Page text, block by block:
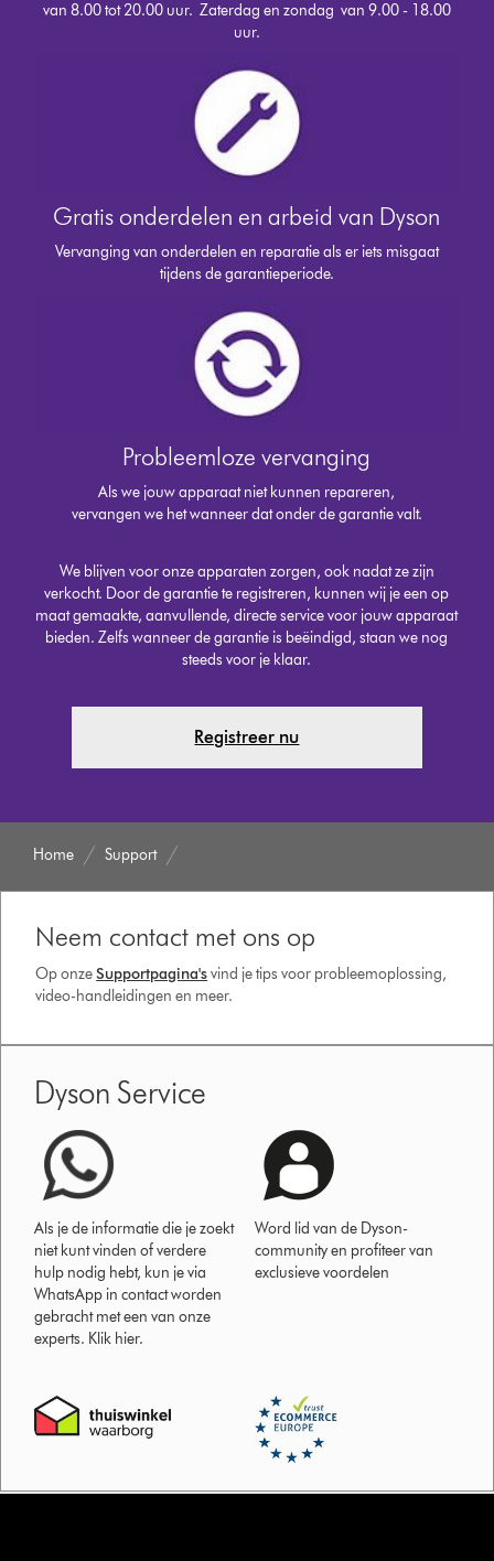
van 8.00 tot 20.00 uur. Zaterdag en zondag van 9.00 - 18.00
uur.
Gratis onderdelen en arbeid van Dyson
Vervanging van onderdelen en reparatie als er iets misgaat
tijdens de garantieperiode.
Probleemloze vervanging
Als we jouw apparaat niet kunnen repareren,
vervangen we het wanneer dat onder de garantie valt.
We blijven voor onze apparaten zorgen, ook nadat ze zijn
verkocht. Door de garantie te registreren, kunnen wij je een op
maat gemaakte, aanvullende, directe service voor jouw apparaat
bieden. Zelfs wanneer de garantie is beëindigd, staan we nog
steeds voor je klaar.
Registreer nu
Home Support
Neem contact met ons op
Op onzeSupportpagina'svind je tips voor probleemoplossing,
video-handleidingen en meer.
Dyson Service
Als je de informatie die je zoekt
niet kunt vinden of verdere
hulp nodig hebt, kun je via
WhatsApp in contact worden
gebracht met een van onze
experts. Klik hier.
Word lid van de Dyson-
community en profiteer van
exclusieve voordelen